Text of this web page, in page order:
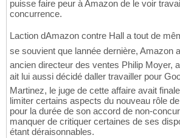
puisse faire peur à Amazon de le voir
concurrence.
Laction dAmazon contre Hall a tout de
se souvient que lannée dernière, Amazon
ancien directeur des ventes Philip Moyer,
ait lui aussi décidé daller travailler pour
Martinez, le juge de cette affaire avait
limiter certains aspects du nouveau rôle
pour la durée de son accord de non-
manquer de critiquer certaines de ses
étant déraisonnables.